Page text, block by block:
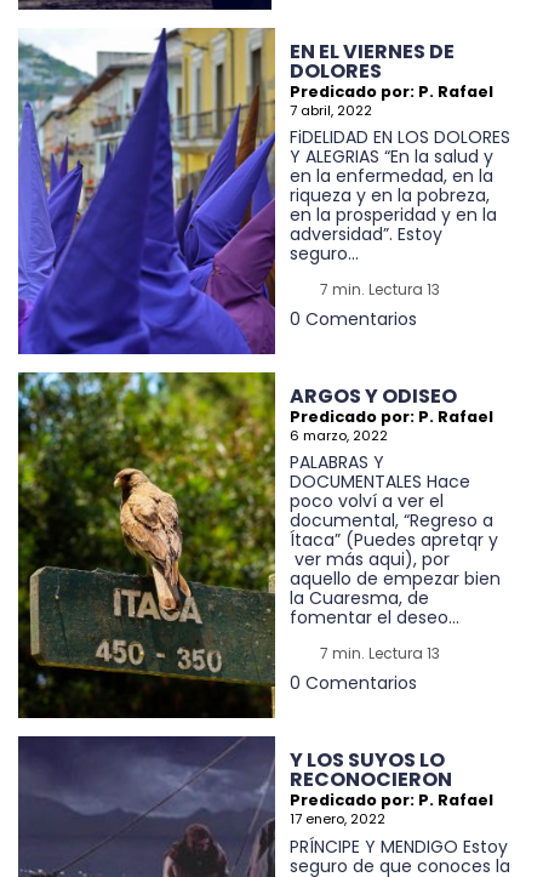
EN EL VIERNES DE
DOLORES
Predicado por: P. Rafael
7 abril, 2022
FiDELIDAD EN LOS DOLORES
Y ALEGRIAS “En la salud y
en la enfermedad, en la
riqueza y en la pobreza,
en la prosperidad y en la
adversidad”. Estoy
seguro...
7 min. Lectura 13
0 Comentarios
ARGOS Y ODISEO
Predicado por: P. Rafael
6 marzo, 2022
PALABRAS Y
DOCUMENTALES Hace
poco volví a ver el
documental, “Regreso a
Ítaca” (Puedes apretqr y
ver más aqui), por
aquello de empezar bien
la Cuaresma, de
fomentar el deseo...
7 min. Lectura 13
0 Comentarios
Y LOS SUYOS LO
RECONOCIERON
Predicado por: P. Rafael
17 enero, 2022
PRÍNCIPE Y MENDIGO Estoy
seguro de que conoces la